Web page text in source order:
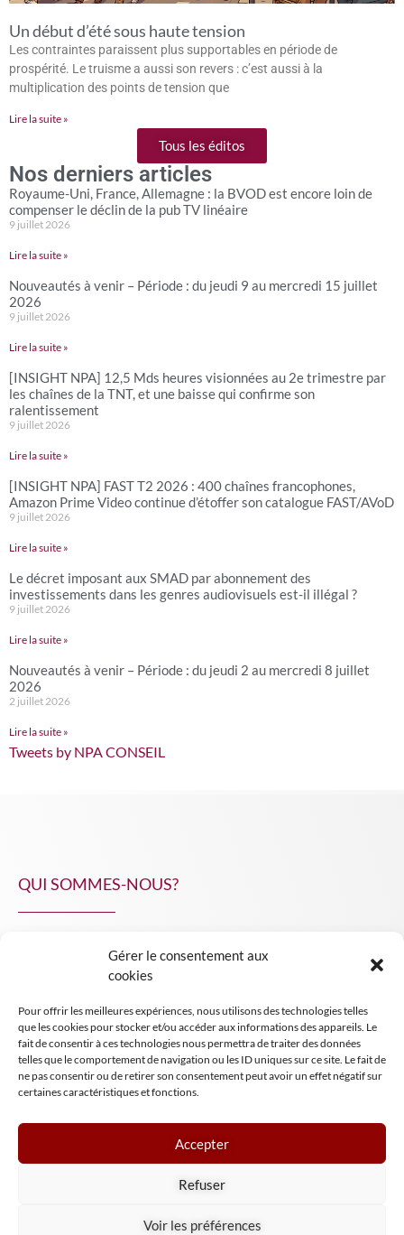
Gérer le consentement aux
cookies
Pour offrir les meilleures expériences, nous utilisons des technologies telles
que les cookies pour stocker et/ou accéder aux informations des appareils. Le
fait de consentir à ces technologies nous permettra de traiter des données
telles que le comportement de navigation ou les ID uniques sur ce site. Le fait de
ne pas consentir ou de retirer son consentement peut avoir un effet négatif sur
certaines caractéristiques et fonctions.
Accepter
Refuser
Voir les préférences
Un début d’été sous haute tension
Les contraintes paraissent plus supportables en période de
prospérité. Le truisme a aussi son revers : c’est aussi à la
multiplication des points de tension que
Lire la suite »
Tous les éditos
Nos derniers articles
Royaume-Uni, France, Allemagne : la BVOD est encore loin de
compenser le déclin de la pub TV linéaire
9 juillet 2026
Lire la suite »
Nouveautés à venir – Période : du jeudi 9 au mercredi 15 juillet
2026
9 juillet 2026
Lire la suite »
[INSIGHT NPA] 12,5 Mds heures visionnées au 2e trimestre par
les chaînes de la TNT, et une baisse qui confirme son
ralentissement
9 juillet 2026
Lire la suite »
[INSIGHT NPA] FAST T2 2026 : 400 chaînes francophones,
Amazon Prime Video continue d’étoffer son catalogue FAST/AVoD
9 juillet 2026
Lire la suite »
Le décret imposant aux SMAD par abonnement des
investissements dans les genres audiovisuels est-il illégal ?
9 juillet 2026
Lire la suite »
Nouveautés à venir – Période : du jeudi 2 au mercredi 8 juillet
2026
2 juillet 2026
Lire la suite »
Tweets by NPA CONSEIL
QUI SOMMES-NOUS?
INSIGHT NPA
Mentions légales
Tous droits réservés NPA Conseil